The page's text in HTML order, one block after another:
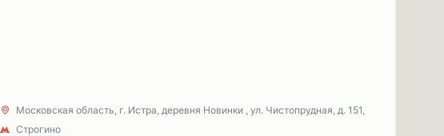
Московская область, г. Истра, деревня Новинки , ул. Чистопрудная, д. 151,
Строгино